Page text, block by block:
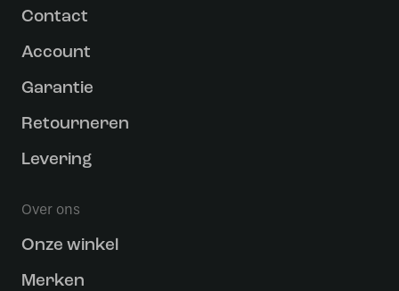
Contact
Account
Garantie
Retourneren
Levering
Over ons
Onze winkel
Merken